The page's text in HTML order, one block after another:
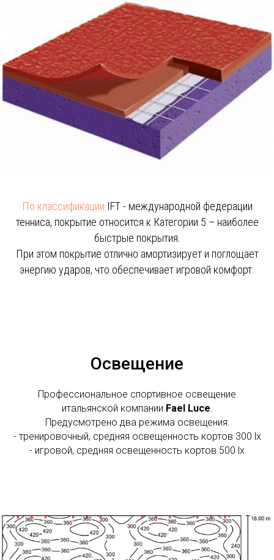
По классификации IFT - международной федерации
тенниса, покрытие относится к Категории 5 – наиболее
быстрые покрытия.
При этом покрытие отлично амортизирует и поглощает
энергию ударов, что обеспечивает игровой комфорт.
Освещение
Профессиональное спортивное освещение
итальянской компании Fael Luce.
Предусмотрено два режима освещения:
- тренировочный, средняя освещенность кортов 300 lx
- игровой, средняя освещенность кортов 500 lx